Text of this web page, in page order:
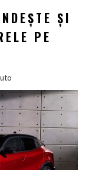
ȘI
PE